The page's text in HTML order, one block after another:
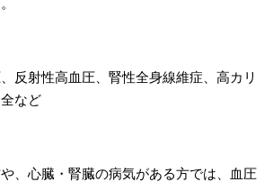
反射性高血圧、腎性全身線維症、高カリ
など
、心臓・腎臓の病気がある方では、血圧